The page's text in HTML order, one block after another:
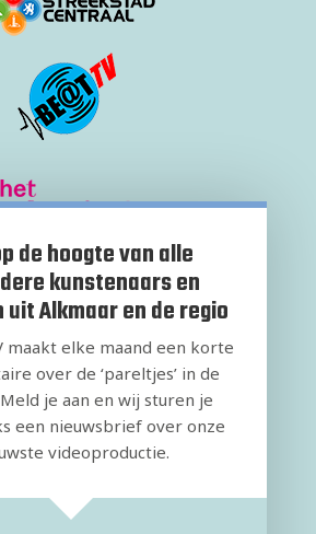
de hoogte van alle
kunstenaars en
Alkmaar en de regio
maakt elke maand een korte
over de ‘pareltjes’ in de
je aan en wij sturen je
een nieuwsbrief over onze
videoproductie.